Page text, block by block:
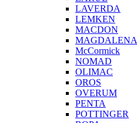
LAVERDA
LEMKEN
MACDON
MAGDALENA
McCormick
NOMAD
OLIMAC
OROS
OVERUM
PENTA
POTTINGER